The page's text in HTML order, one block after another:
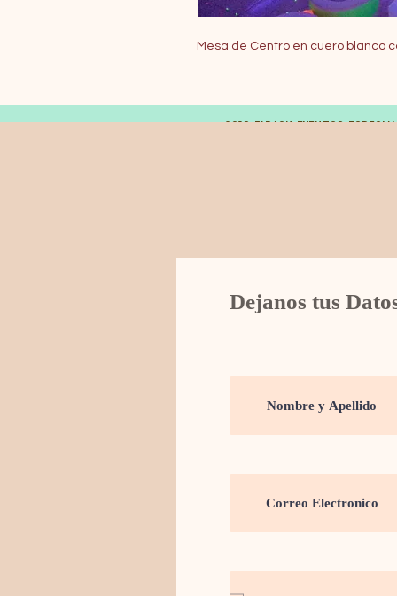
Mesa de Centro en cuero blanco
© 2019 FARAON EVENTOS
Dejanos tus